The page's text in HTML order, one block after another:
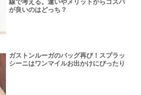
線で考える。違いやメリットからコスパ
が良いのはどっち？
ガストンルーガのバッグ再び！スプラッ
シーニはワンマイルお出かけにぴったり